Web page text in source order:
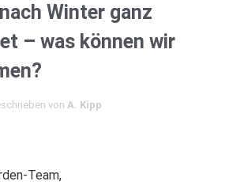
Winter ganz
– was können wir
von A. Kipp
Team,